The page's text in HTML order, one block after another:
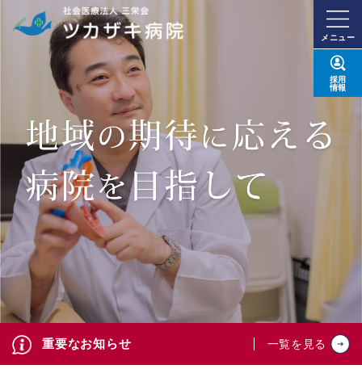
メニュー
採用
情報
重要なお知らせ 一覧を見る